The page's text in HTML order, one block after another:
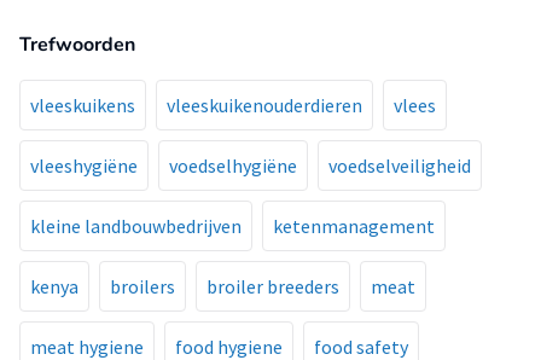
Trefwoorden
vleeskuikens vleeskuikenouderdieren vlees
vleeshygiëne voedselhygiëne voedselveiligheid
kleine landbouwbedrijven ketenmanagement
kenya broilers broiler breeders meat
meat hygiene food hygiene food safety